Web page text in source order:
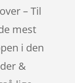
– Til
mest
i den
&